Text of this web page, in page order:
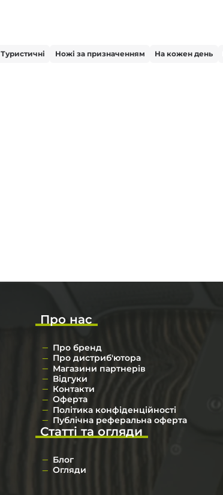
Туристичні Ножі за призначенням На кожен день
Про нас
Про бренд
Про дистриб'ютора
Магазини партнерів
Відгуки
Контакти
Оферта
Політика конфіденційності
Публічна реферальна оферта
Статті та огляди
Блог
Огляди